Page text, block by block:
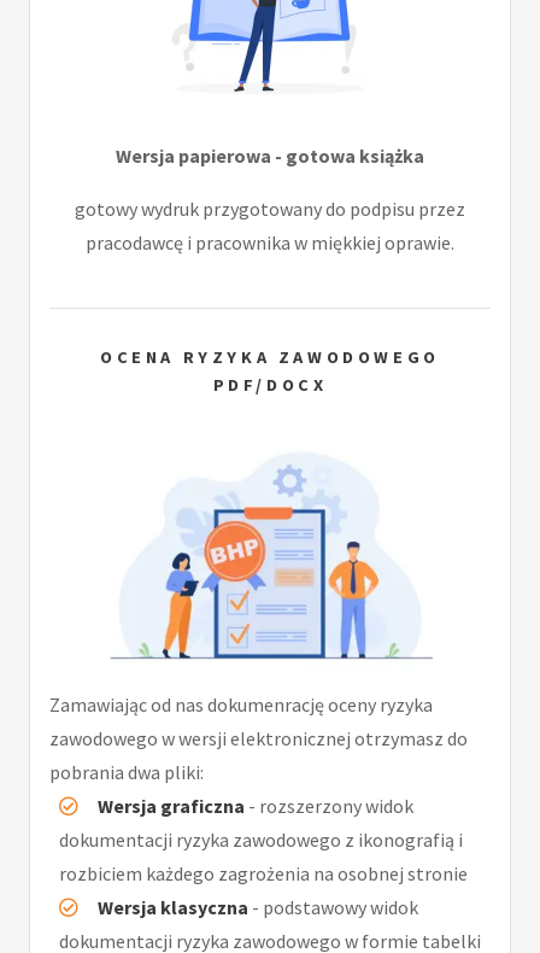
Wersja papierowa - gotowa książka
gotowy wydruk przygotowany do podpisu przez
pracodawcę i pracownika w miękkiej oprawie.
OCENA RYZYKA ZAWODOWEGO
PDF/DOCX
Zamawiając od nas dokumenrację oceny ryzyka
zawodowego w wersji elektronicznej otrzymasz do
pobrania dwa pliki:
Wersja graficzna - rozszerzony widok
dokumentacji ryzyka zawodowego z ikonografią i
rozbiciem każdego zagrożenia na osobnej stronie
Wersja klasyczna - podstawowy widok
dokumentacji ryzyka zawodowego w formie tabelki